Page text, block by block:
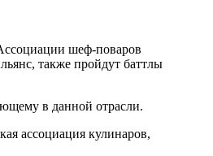
шеф-поваров
также пройдут баттлы
в данной отрасли.
ассоциация кулинаров,